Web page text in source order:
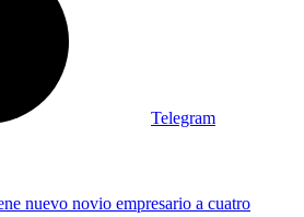
Telegram
nuevo novio empresario a cuatro